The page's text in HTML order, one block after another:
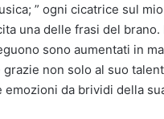
” ogni cicatrice sul
una delle frasi del
sono aumentati in
non solo al suo
da brividi della